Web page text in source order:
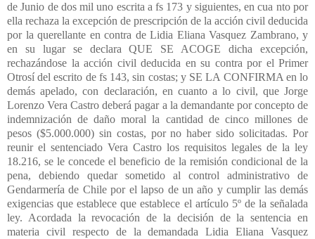
de Junio de dos mil uno escrita a fs 173 y siguientes, en cua nto por
ella rechaza la excepción de prescripción de la acción civil deducida
por la querellante en contra de Lidia Eliana Vasquez Zambrano, y
en su lugar se declara QUE SE ACOGE dicha excepción,
rechazándose la acción civil deducida en su contra por el Primer
Otrosí del escrito de fs 143, sin costas; y SE LA CONFIRMA en lo
demás apelado, con declaración, en cuanto a lo civil, que Jorge
Lorenzo Vera Castro deberá pagar a la demandante por concepto de
indemnización de daño moral la cantidad de cinco millones de
pesos ($5.000.000) sin costas, por no haber sido solicitadas. Por
reunir el sentenciado Vera Castro los requisitos legales de la ley
18.216, se le concede el beneficio de la remisión condicional de la
pena, debiendo quedar sometido al control administrativo de
Gendarmería de Chile por el lapso de un año y cumplir las demás
exigencias que establece que establece el artículo 5º de la señalada
ley. Acordada la revocación de la decisión de la sentencia en
materia civil respecto de la demandada Lidia Eliana Vasquez